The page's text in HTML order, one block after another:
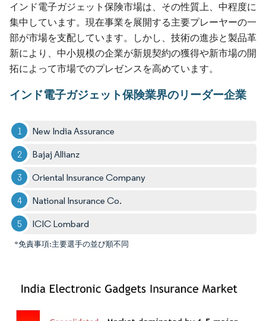
インド電子ガジェット保険市場は、その性質上、中程度に
集中しています。現在事業を展開する主要プレーヤーの一
部が市場を支配しています。しかし、技術の進歩と製品革
新により、中小規模の企業が新規契約の獲得や新市場の開
拓によって市場でのプレゼンスを高めています。
インド電子ガジェット保険業界のリーダー企業
New India Assurance
Bajaj Allianz
Oriental Insurance Company
National Insurance Co.
ICIC Lombard
*免責事項:主要選手の並び順不同